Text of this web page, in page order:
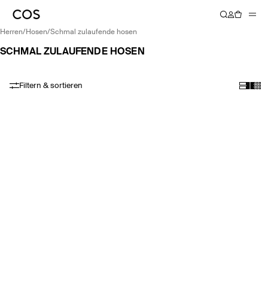
herren/ hosen/ schmal zulaufende hosen
SCHMAL ZULAUFENDE HOSEN
Filtern & sortieren